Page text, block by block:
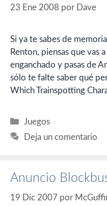
23 Ene 2008 por Dave
Si ya te sabes de
Renton, piensas que vas
enganchado y pasas de
sólo te falte saber qué
Which Trainspotting
Categorías
Juegos
Deja un comentario
Anuncio
19 Dic 2007 por